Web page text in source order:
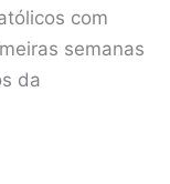
com
semanas
da